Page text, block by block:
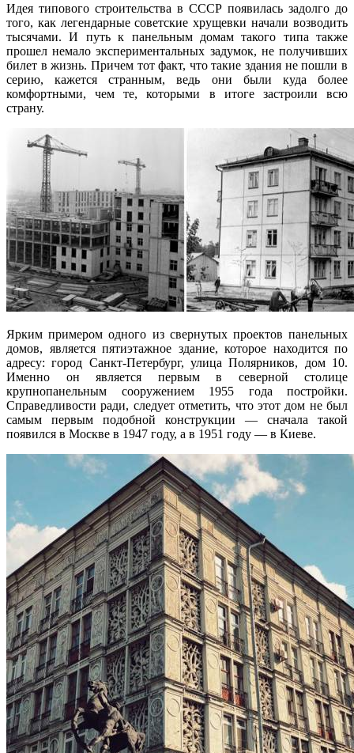
Идея типового строительства в СССР появилась задолго до
того, как легендарные советские хрущевки начали возводить
тысячами. И путь к панельным домам такого типа также
прошел немало экспериментальных задумок, не получивших
билет в жизнь. Причем тот факт, что такие здания не пошли в
серию, кажется странным, ведь они были куда более
комфортными, чем те, которыми в итоге застроили всю
страну.
Ярким примером одного из свернутых проектов панельных
домов, является пятиэтажное здание, которое находится по
адресу: город Санкт-Петербург, улица Полярников, дом 10.
Именно он является первым в северной столице
крупнопанельным сооружением 1955 года постройки.
Справедливости ради, следует отметить, что этот дом не был
самым первым подобной конструкции — сначала такой
появился в Москве в 1947 году, а в 1951 году — в Киеве.